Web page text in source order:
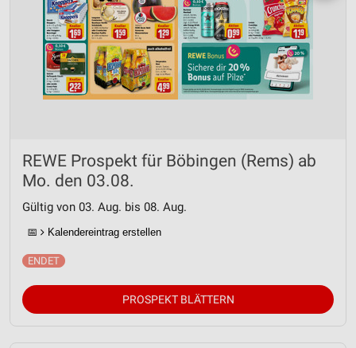
REWE Prospekt für Böbingen (Rems) ab
Mo. den 03.08.
Gültig von 03. Aug. bis 08. Aug.
📅 Kalendereintrag erstellen
PROSPEKT BLÄTTERN